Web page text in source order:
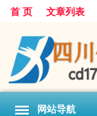
首 页 文章列表
网站导航